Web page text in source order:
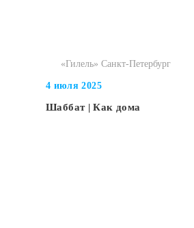
«Гилель» Санкт-Петербург
4 июля 2025
Шаббат | Как дома